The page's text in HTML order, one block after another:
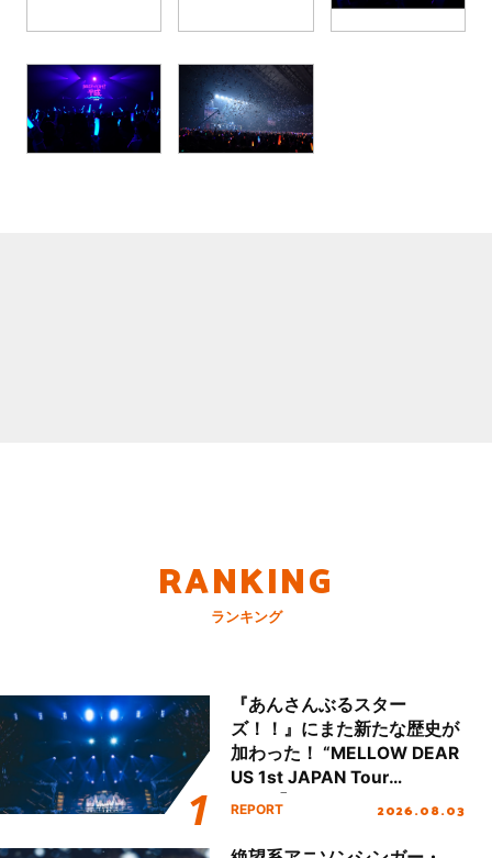
RANKING
ランキング
『あんさんぶるスター
ズ！！』にまた新たな歴史が
加わった！ “MELLOW DEAR
US 1st JAPAN Tour
Final「NICE to meet YOU
ート!!
REPORT 2026.08.03